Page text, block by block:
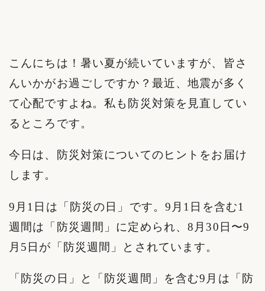
こんにちは！暑い夏が続いていますが、皆さ
んいかがお過ごしですか？最近、地震が多く
て心配ですよね。私も防災対策を見直してい
るところです。
今日は、防災対策についてのヒントをお届け
します。
9月1日は「防災の日」です。9月1日を含む1
週間は「防災週間」に定められ、8月30日〜9
月5日が「防災週間」とされています。
「防災の日」と「防災週間」を含む9月は「防